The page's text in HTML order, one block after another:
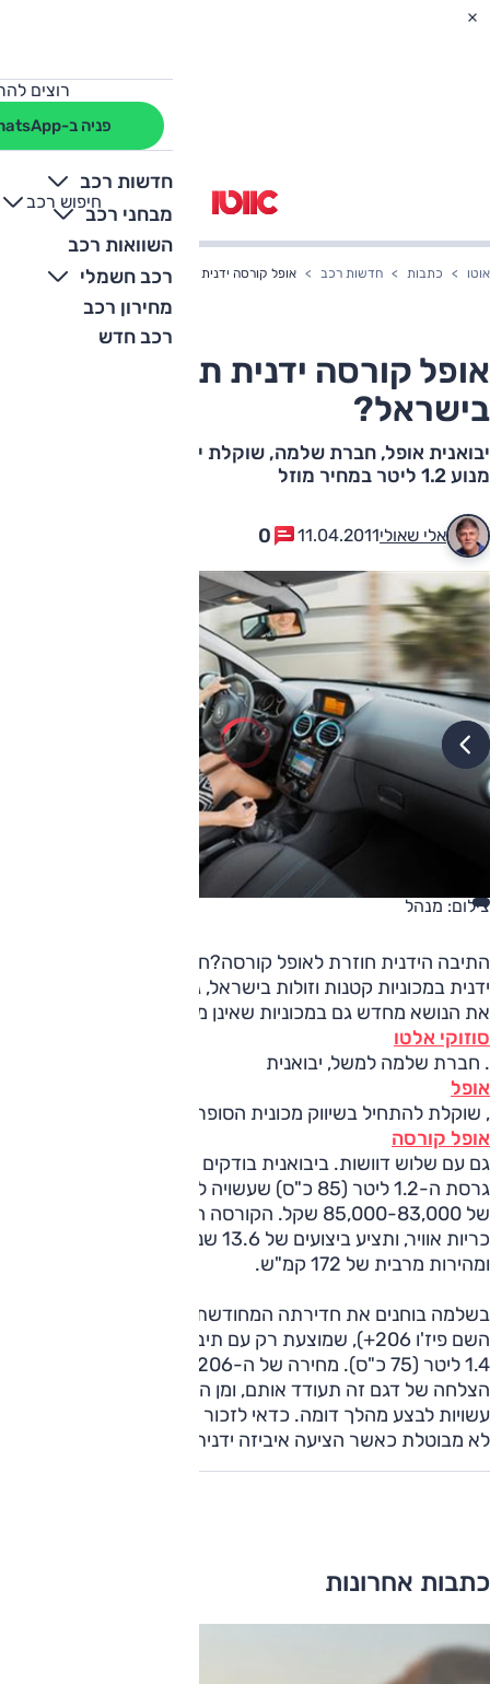
רוצים
פניה ב-WhatsApp
חדשות רכב
מבחני רכב
השוואות רכב
רכב חשמלי
מחירון רכב
רכב חדש
חיפוש רכב
+
-
אוטו כתבות חדשות רכב אופל קורסה ידנית תשווק בישראל?
אופל קורסה ידנית תשווק
בישראל?
יבואנית אופל, חברת שלמה, שוקלת ייבוא קורסה ידנית עם
מנוע 1.2 ליטר במחיר מוזל
אלי שאולי11.04.2011
0
צילום: מנהל
התיבה הידנית חוזרת לאופל קורסה?חזרתו של הביקוש לתיבה
ידנית במכוניות קטנות וזולות בישראל, גורם ליבואניות רבות לבחון
את הנושא מחדש גם במכוניות שאינן מיני כמו
סוזוקי אלטו
. חברת שלמה למשל, יבואנית
אופל
, שוקלת להתחיל בשיווק מכונית הסופרמיני
אופל קורסה
גם עם שלוש דוושות. ביבואנית בודקים את הנושא, כשעל הפרק
גרסת ה-1.2 ליטר (85 כ"ס) שעשויה להגיע אלינו במחיר משוער
של 85,000-83,000 שקל. הקורסה המוזלת תצויד בארבע
ומהירות מרבית של 172 קמ"ש.
השם פיז'ו 206+), שמוצעת רק עם תיבה ידנית ובשידוך למנוע
הצלחה של דגם זה תעודד אותם, ומן הסתם גם יבואניות נוספות
עשויות לבצע מהלך דומה. כדאי לזכור שגם סיאט זכתה להצלחה
לא מבוטלת כאשר הציעה איביזה ידנית במחירים תחרותיים.
כתבות אחרונות